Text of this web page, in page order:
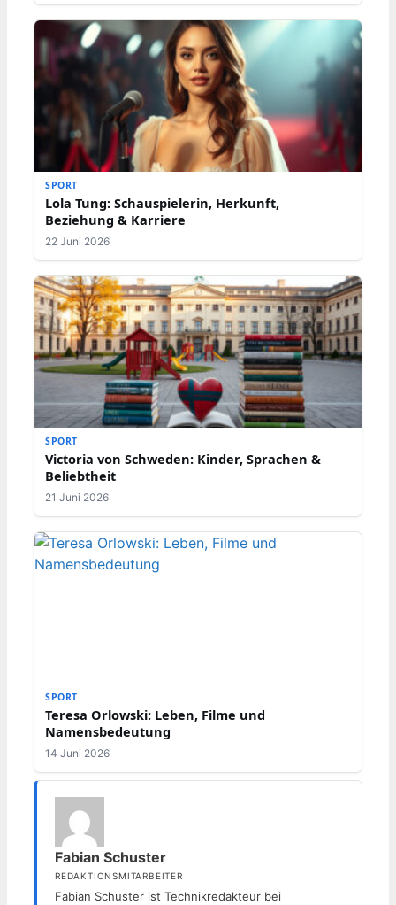
SPORT
Lola Tung: Schauspielerin, Herkunft,
Beziehung & Karriere
22 Juni 2026
SPORT
Victoria von Schweden: Kinder, Sprachen &
Beliebtheit
21 Juni 2026
SPORT
Teresa Orlowski: Leben, Filme und
Namensbedeutung
14 Juni 2026
Fabian Schuster
REDAKTIONSMITARBEITER
Fabian Schuster ist Technikredakteur bei